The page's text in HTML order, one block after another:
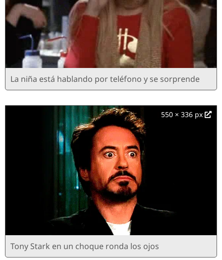
La niña está hablando por teléfono y se sorprende
550 × 336 px
Tony Stark en un choque ronda los ojos